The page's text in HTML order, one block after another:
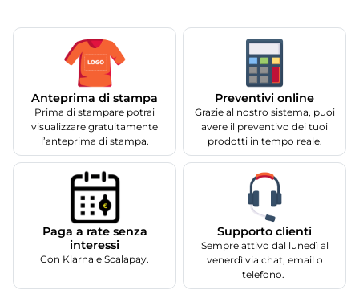
Anteprima di stampa
Prima di stampare potrai
visualizzare gratuitamente
l’anteprima di stampa.
Preventivi online
Grazie al nostro sistema, puoi
avere il preventivo dei tuoi
prodotti in tempo reale.
Paga a rate senza
interessi
Con Klarna e Scalapay.
Supporto clienti
Sempre attivo dal lunedì al
venerdì via chat, email o
telefono.